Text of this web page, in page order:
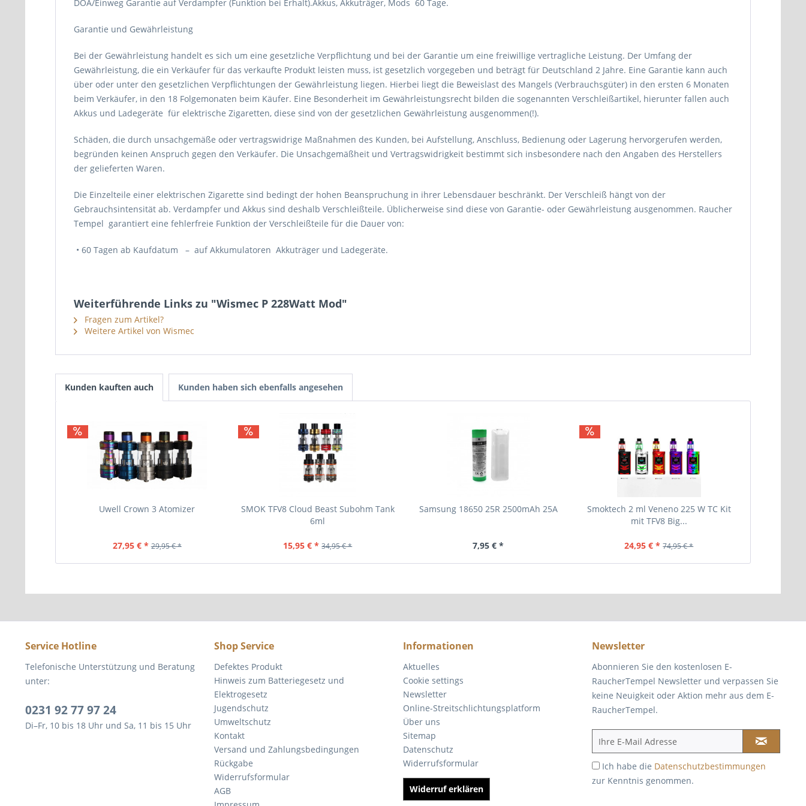
DOA/Einweg Garantie auf Verdampfer (Funktion bei Erhalt).Akkus, Akkuträger, Mods 60 Tage.
Garantie und Gewährleistung
Bei der Gewährleistung handelt es sich um eine gesetzliche Verpflichtung und bei der Garantie um eine freiwillige vertragliche Leistung. Der Umfang der
Gewährleistung, die ein Verkäufer für das verkaufte Produkt leisten muss, ist gesetzlich vorgegeben und beträgt für Deutschland 2 Jahre. Eine Garantie kann auch
über oder unter den gesetzlichen Verpflichtungen der Gewährleistung liegen. Hierbei liegt die Beweislast des Mangels (Verbrauchsgüter) in den ersten 6 Monaten
beim Verkäufer, in den 18 Folgemonaten beim Käufer. Eine Besonderheit im Gewährleistungsrecht bilden die sogenannten Verschleißartikel, hierunter fallen auch
Akkus und Ladegeräte für elektrische Zigaretten, diese sind von der gesetzlichen Gewährleistung ausgenommen(!).
Schäden, die durch unsachgemäße oder vertragswidrige Maßnahmen des Kunden, bei Aufstellung, Anschluss, Bedienung oder Lagerung hervorgerufen werden,
begründen keinen Anspruch gegen den Verkäufer. Die Unsachgemäßheit und Vertragswidrigkeit bestimmt sich insbesondere nach den Angaben des Herstellers
der gelieferten Waren.
Die Einzelteile einer elektrischen Zigarette sind bedingt der hohen Beanspruchung in ihrer Lebensdauer beschränkt. Der Verschleiß hängt von der
Gebrauchsintensität ab. Verdampfer und Akkus sind deshalb Verschleißteile. Üblicherweise sind diese von Garantie- oder Gewährleistung ausgenommen. Raucher
Tempel garantiert eine fehlerfreie Funktion der Verschleißteile für die Dauer von:
• 60 Tagen ab Kaufdatum – auf Akkumulatoren Akkuträger und Ladegeräte.
Weiterführende Links zu "Wismec P 228Watt Mod"
Fragen zum Artikel?
Weitere Artikel von Wismec
Kunden kauften auch Kunden haben sich ebenfalls angesehen
Uwell Crown 3 Atomizer
27,95 € * 29,95 € *
SMOK TFV8 Cloud Beast Subohm Tank
6ml
15,95 € * 34,95 € *
Samsung 18650 25R 2500mAh 25A
7,95 € *
Smoktech 2 ml Veneno 225 W TC Kit
mit TFV8 Big...
24,95 € * 74,95 € *
Service Hotline
Telefonische Unterstützung und Beratung
unter:
0231 92 77 97 24
Di–Fr, 10 bis 18 Uhr und Sa, 11 bis 15 Uhr
Shop Service
Defektes Produkt
Hinweis zum Batteriegesetz und
Elektrogesetz
Jugendschutz
Umweltschutz
Kontakt
Versand und Zahlungsbedingungen
Rückgabe
Widerrufsformular
AGB
Informationen
Aktuelles
Cookie settings
Newsletter
Online-Streitschlichtungsplatform
Über uns
Sitemap
Datenschutz
Widerrufsformular
Widerruf erklären
Newsletter
Abonnieren Sie den kostenlosen E-
RaucherTempel Newsletter und verpassen Sie
keine Neuigkeit oder Aktion mehr aus dem E-
RaucherTempel.
Ich habe die Datenschutzbestimmungen
zur Kenntnis genommen.